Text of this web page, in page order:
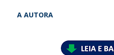
A AUTORA